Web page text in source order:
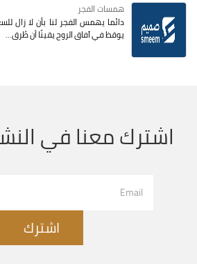
همسات الفجر
دائما يهمس الفجر لنا بأن لا
يوقظ في آفاق الروح يقينًا أن طُرق...
اشترك معنا في
اشترك